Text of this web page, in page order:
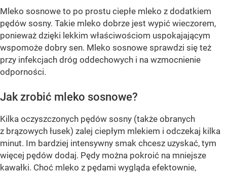
Mleko sosnowe to po prostu ciepłe mleko z dodatkiem
pędów sosny. Takie mleko dobrze jest wypić wieczorem,
ponieważ dzięki lekkim właściwościom uspokajającym
wspomoże dobry sen. Mleko sosnowe sprawdzi się też
przy infekcjach dróg oddechowych i na wzmocnienie
odporności.
Jak zrobić mleko sosnowe?
Kilka oczyszczonych pędów sosny (także obranych
z brązowych łusek) zalej ciepłym mlekiem i odczekaj kilka
minut. Im bardziej intensywny smak chcesz uzyskać, tym
więcej pędów dodaj. Pędy można pokroić na mniejsze
kawałki. Choć mleko z pędami wygląda efektownie,